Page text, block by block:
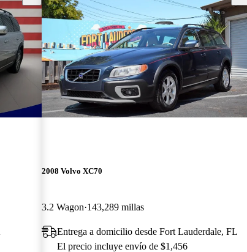
2008 Volvo XC70
3.2 Wagon 143,289 millas
Entrega a domicilio desde Fort Lauderdale, FL
El precio incluye envío de $1,456